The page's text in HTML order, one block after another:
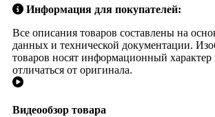
Информация для покупателей:
Все описания товаров составлены на
данных и технической документации.
товаров носят информационный характер
отличаться от оригинала.
Видеообзор товара